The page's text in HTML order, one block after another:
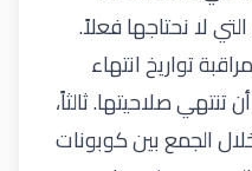
لا نحتاجها فعلاً.
تواريخ انتهاء
صلاحيتها. ثالثاً،
الجمع بين كوبونات